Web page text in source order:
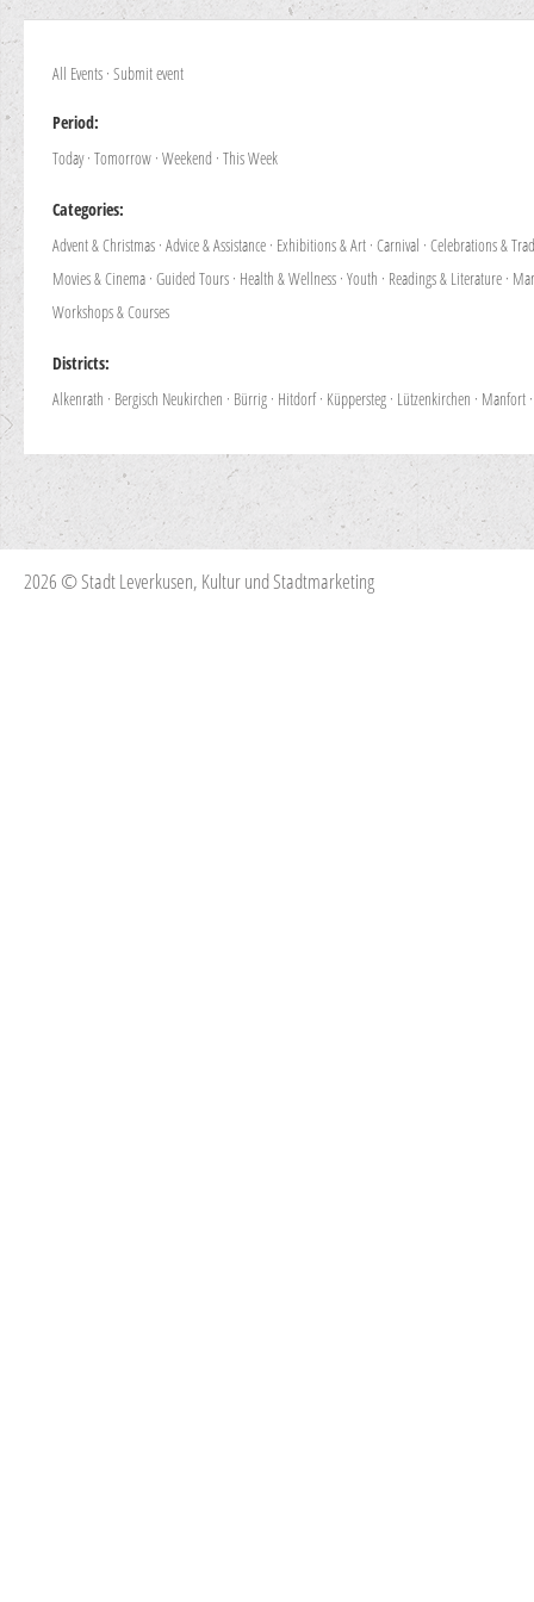
All Events · Submit event
Period:
Today· Tomorrow · Weekend · This Week
Categories:
Advent & Christmas · Advice & Assistance · Exhibitions & Art · Carnival · Celebrations &
Movies & Cinema · Guided Tours · Health & Wellness · Youth · Readings & Literature ·
Workshops & Courses
Districts:
Alkenrath · Bergisch Neukirchen · Bürrig · Hitdorf· Küppersteg · Lützenkirchen · Manfort
2026 © Stadt Leverkusen, Kultur und Stadtmarketing